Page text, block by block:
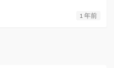
1 年前